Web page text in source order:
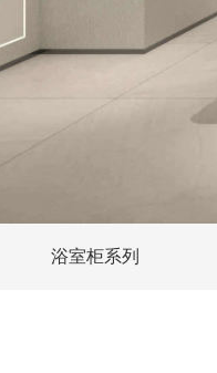
浴室柜系列